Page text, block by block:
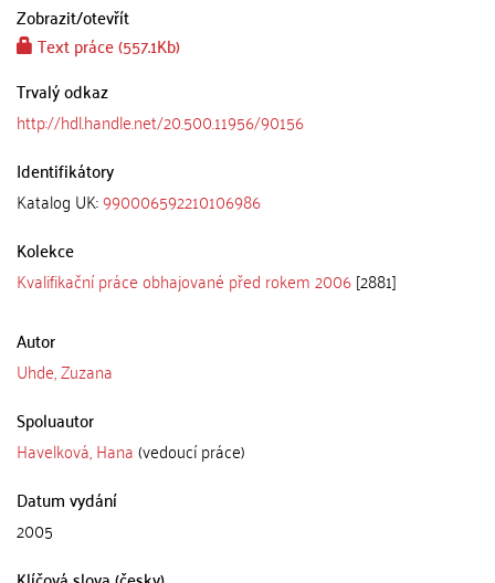
Zobrazit/otevřít
Text práce (557.1Kb)
Trvalý odkaz
http://hdl.handle.net/20.500.11956/90156
Identifikátory
Katalog UK:990006592210106986
Kolekce
Kvalifikační práce obhajované před rokem 2006[2881]
Autor
Uhde, Zuzana
Spoluautor
Havelková, Hana(vedoucí práce)
Datum vydání
2005